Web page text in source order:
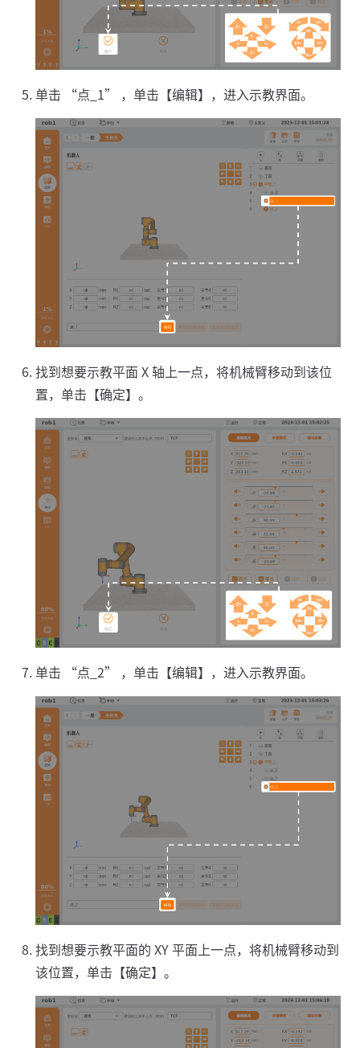
单击 “点_1” ，单击【编辑】，进入示教界面。
找到想要示教平面 X 轴上一点，将机械臂移动到该位
置，单击【确定】。
单击 “点_2” ，单击【编辑】，进入示教界面。
找到想要示教平面的 XY 平面上一点，将机械臂移动到
该位置，单击【确定】。